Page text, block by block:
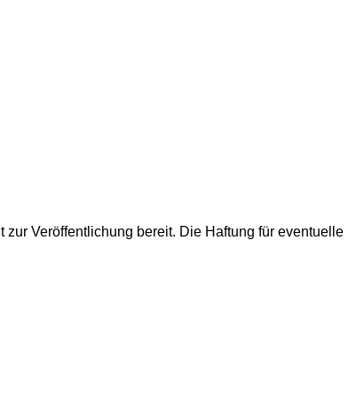
Veröffentlichung bereit. Die Haftung für eventuelle